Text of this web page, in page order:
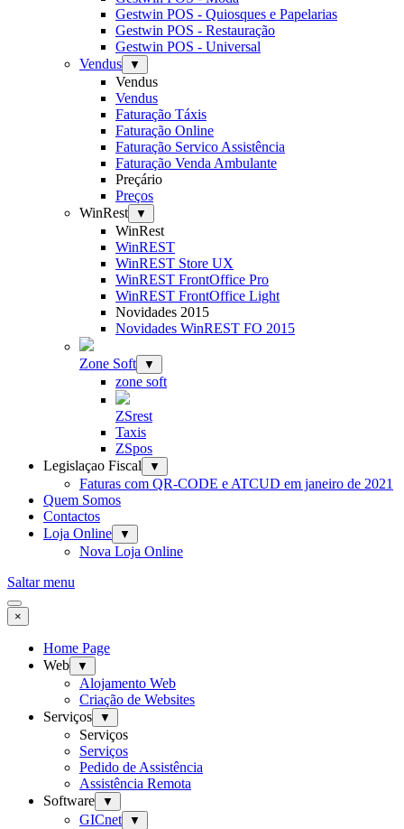
Gestwin POS - Quiosques e Papelarias
Gestwin POS - Restauração
Gestwin POS - Universal
Vendus
▼
Vendus
Vendus
Faturação Táxis
Faturação Online
Faturação Servico Assistência
Faturação Venda Ambulante
Preçário
Preços
WinRest
▼
WinRest
WinREST
WinREST Store UX
WinREST FrontOffice Pro
WinREST FrontOffice Light
Novidades 2015
Novidades WinREST FO 2015
Zone Soft ▼
zone soft
ZSrest
Taxis
ZSpos
Legislaçao Fiscal
▼
Faturas com QR-CODE e ATCUD em janeiro de 2021
Quem Somos
Contactos
Loja Online
▼
Nova Loja Online
Saltar menu
×
Home Page
Web
▼
Alojamento Web
Criação de Websites
Serviços
▼
Serviços
Serviços
Pedido de Assistência
Assistência Remota
Software
▼
GICnet ▼